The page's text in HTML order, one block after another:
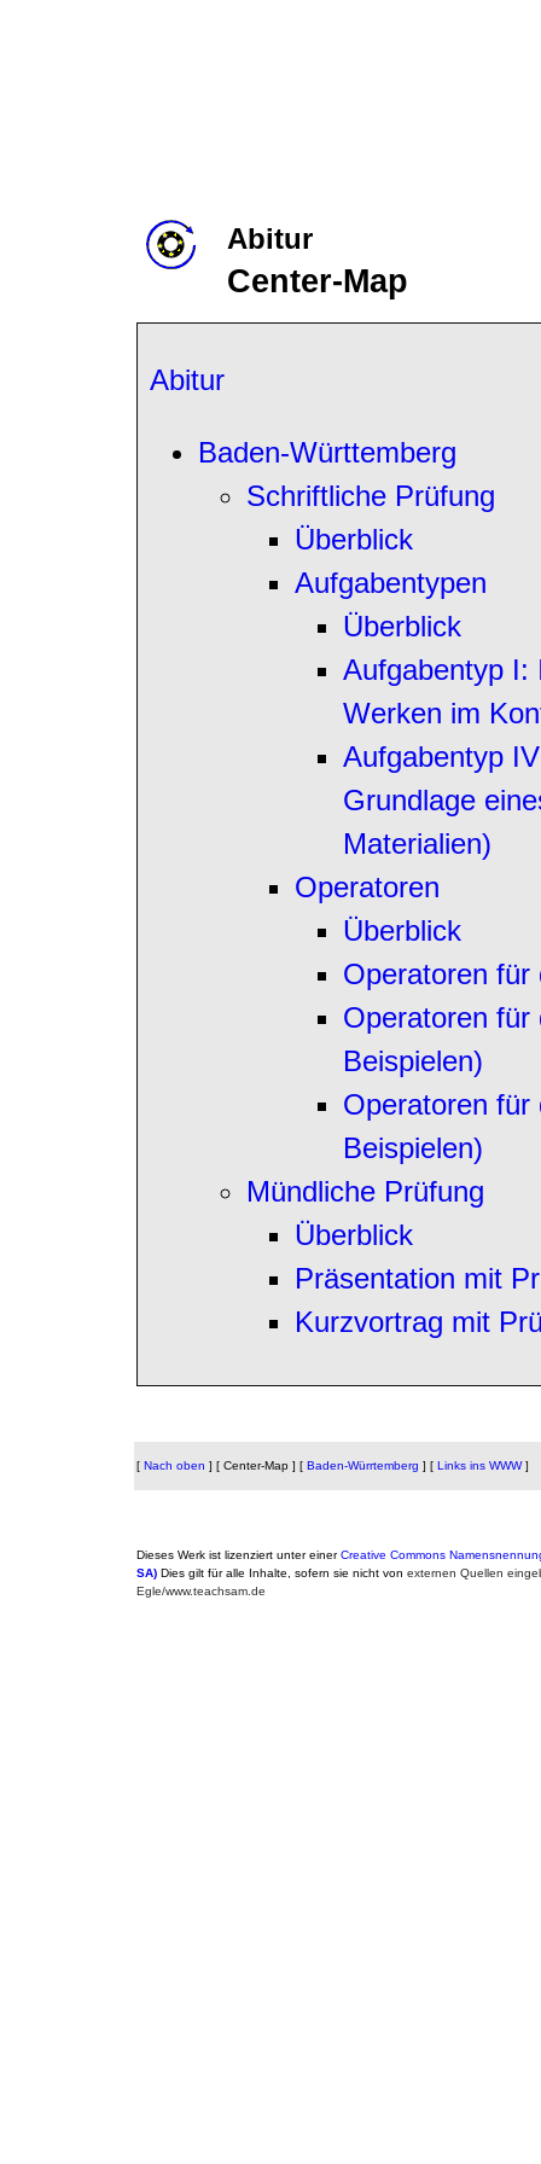
Abitur
Center-Map
Abitur
Baden-Württemberg
Schriftliche Prüfung
Überblick
Aufgabentypen
Überblick
Aufgabentyp I:
Werken im
Aufgabentyp
Grundlage
Materialien)
Operatoren
Überblick
Operatoren für
Operatoren für
Beispielen)
Operatoren für
Beispielen)
Mündliche Prüfung
Überblick
Präsentation mit
Kurzvortrag mit
[ Nach oben ] [ Center-Map ] [ Baden-Würrtemberg ] [ Links ins WWW]
Dieses Werk ist lizenziert unter einerCreative Commons
SA) Dies gilt für alle Inhalte, sofern sie nicht von externen Quellen
Egle/www.teachsam.de